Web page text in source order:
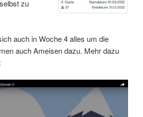
zu
auch in Woche 4 alles um die
auch Ameisen dazu. Mehr dazu